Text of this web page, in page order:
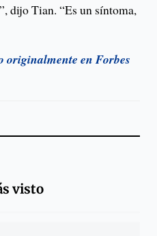
dijo Tian. “Es un síntoma,
originalmente en Forbes
visto